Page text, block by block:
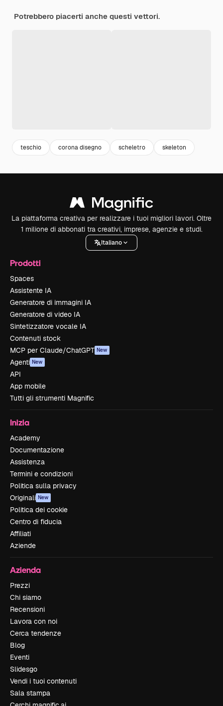
Potrebbero piacerti anche questi vettori.
teschio corona disegno scheletro skeleton
La piattaforma creativa per realizzare i tuoi migliori lavori. Oltre
1 milione di abbonati tra creativi, imprese, agenzie e studi.
Italiano
Prodotti
Spaces
Assistente IA
Generatore di immagini IA
Generatore di video IA
Sintetizzatore vocale IA
Contenuti stock
MCP per Claude/ChatGPT New
Agenti New
API
App mobile
Tutti gli strumenti Magnific
Inizia
Academy
Documentazione
Assistenza
Termini e condizioni
Politica sulla privacy
Originali New
Politica dei cookie
Centro di fiducia
Affiliati
Aziende
Azienda
Prezzi
Chi siamo
Recensioni
Lavora con noi
Cerca tendenze
Blog
Eventi
Slidesgo
Vendi i tuoi contenuti
Sala stampa